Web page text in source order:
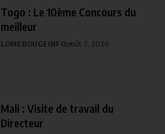
Togo : Le 10ème Concours du
meilleur
LOMEBOUGEINFOaoût 7, 2026
Mali : Visite de travail du
Directeur